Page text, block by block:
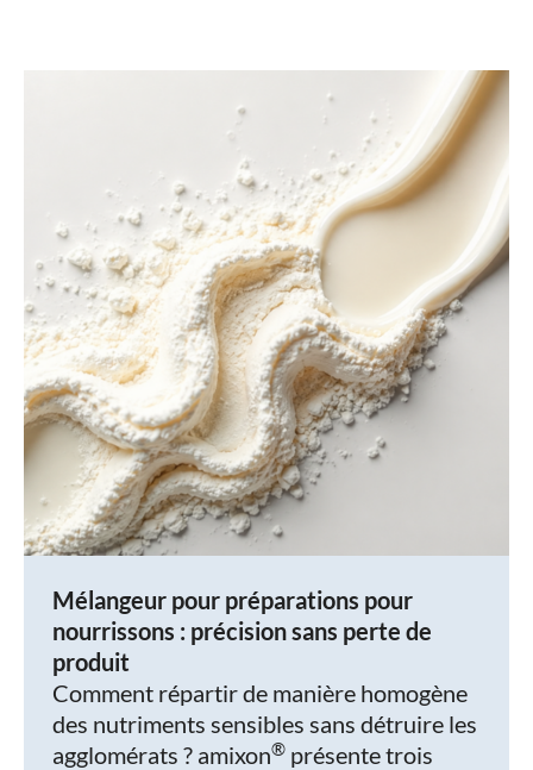
Mélangeur pour préparations pour
nourrissons : précision sans perte de
produit
Comment répartir de manière homogène
des nutriments sensibles sans détruire les
agglomérats ? amixon® présente trois